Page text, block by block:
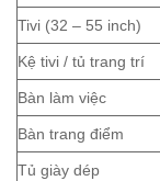
Tivi (32 – 55 inch)
Kệ tivi / tủ trang trí
Bàn làm việc
Bàn trang điểm
Tủ giày dép